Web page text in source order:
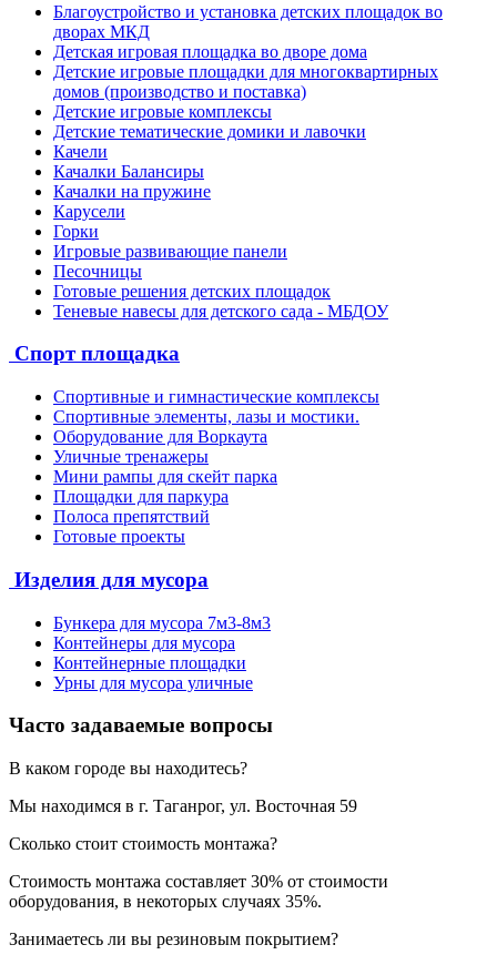
Благоустройство и установка детских площадок во
дворах МКД
Детская игровая площадка во дворе дома
Детские игровые площадки для многоквартирных
домов (производство и поставка)
Детские игровые комплексы
Детские тематические домики и лавочки
Качели
Качалки Балансиры
Качалки на пружине
Карусели
Горки
Игровые развивающие панели
Песочницы
Готовые решения детских площадок
Теневые навесы для детского сада - МБДОУ
Спорт площадка
Спортивные и гимнастические комплексы
Спортивные элементы, лазы и мостики.
Оборудование для Воркаута
Уличные тренажеры
Мини рампы для скейт парка
Площадки для паркура
Полоса препятствий
Готовые проекты
Изделия для мусора
Бункера для мусора 7м3-8м3
Контейнеры для мусора
Контейнерные площадки
Урны для мусора уличные
Часто задаваемые вопросы
В каком городе вы находитесь?
Мы находимся в г. Таганрог, ул. Восточная 59
Сколько стоит стоимость монтажа?
Стоимость монтажа составляет 30% от стоимости
оборудования, в некоторых случаях 35%.
Занимаетесь ли вы резиновым покрытием?